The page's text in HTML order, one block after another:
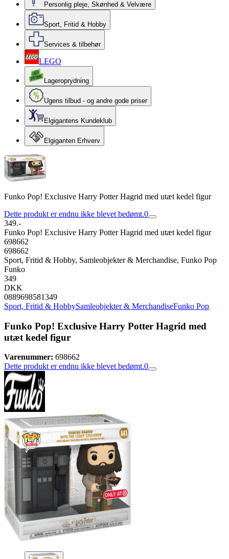
Personlig pleje, Skønhed & Velvære
Sport, Fritid & Hobby
Services & tilbehør
LEGO
Lageroprydning
Ugens tilbud - og andre gode priser
Elgigantens Kundeklub
Elgiganten Erhverv
Funko Pop! Exclusive Harry Potter Hagrid med utæt kedel figur
Dette produkt er endnu ikke blevet bedømt.0
349.-
Funko Pop! Exclusive Harry Potter Hagrid med utæt kedel figur
698662
698662
Sport, Fritid & Hobby, Samleobjekter & Merchandise, Funko Pop
Funko
349
DKK
0889698581349
Sport, Fritid & HobbySamleobjekter & MerchandiseFunko Pop
Funko Pop! Exclusive Harry Potter Hagrid med
utæt kedel figur
Varenummer: 698662
Dette produkt er endnu ikke blevet bedømt.0